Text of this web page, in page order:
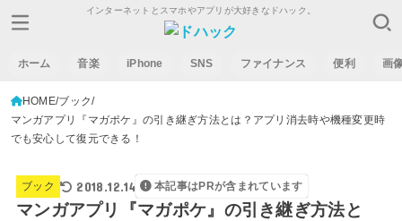
インターネットとスマホやアプリが大好きなドハック。
ホーム 音楽 iPhone SNS ファイナンス 便利 画
HOME ブック
マンガアプリ『マガポケ』の引き継ぎ方法とは？アプリ消去時や機種変更時
でも安心して復元できる！
ブック 2018.12.14 本記事はPRが含まれています
マンガアプリ『マガポケ』の引き継ぎ方法と